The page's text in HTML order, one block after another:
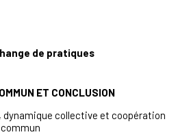
de pratiques
ET CONCLUSION
dynamique collective et coopération